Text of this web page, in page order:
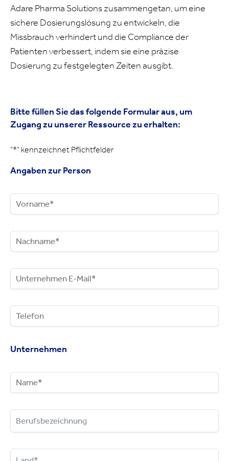
Adare Pharma Solutions zusammengetan, um eine
sichere Dosierungslösung zu entwickeln, die
Missbrauch verhindert und die Compliance der
Patienten verbessert, indem sie eine präzise
Dosierung zu festgelegten Zeiten ausgibt.
Bitte füllen Sie das folgende Formular aus, um
Zugang zu unserer Ressource zu erhalten:
"*" kennzeichnet Pflichtfelder
Angaben zur Person
Unternehmen